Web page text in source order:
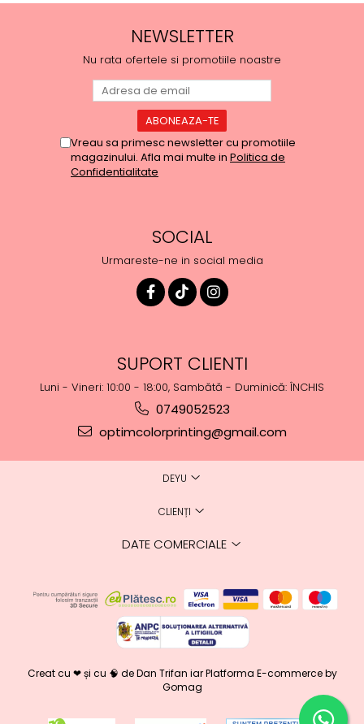
NEWSLETTER
Nu rata ofertele si promotiile noastre
Vreau sa primesc newsletter cu promotiile
magazinului. Afla mai multe in Politica de
Confidentialitate
SOCIAL
Urmareste-ne in social media
SUPORT CLIENTI
Luni - Vineri: 10:00 - 18:00, Sambătă - Duminică: ÎNCHIS
0749052523
optimcolorprinting@gmail.com
DEYU
CLIENȚI
DATE COMERCIALE
Creat cu ❤ și cu 🧠 de Dan Trifan iar Platforma E-commerce by
Gomag